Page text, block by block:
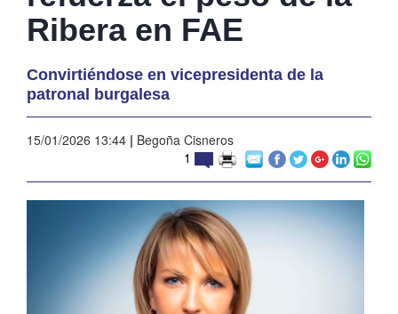
Ribera en FAE
Convirtiéndose en vicepresidenta de la
patronal burgalesa
15/01/2026 13:44 | Begoña Cisneros
1